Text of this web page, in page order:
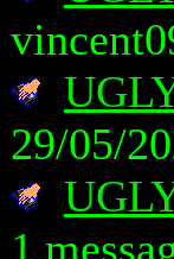
29/05/
1